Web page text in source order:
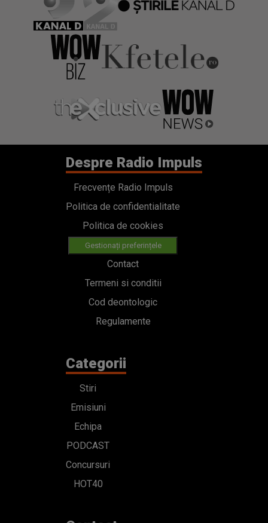
Despre Radio Impuls
Frecvențe Radio Impuls
Politica de confidentialitate
Politica de cookies
Gestionați preferințele
Contact
Termeni si conditii
Cod deontologic
Regulamente
Categorii
Stiri
Emisiuni
Echipa
PODCAST
Concursuri
HOT40